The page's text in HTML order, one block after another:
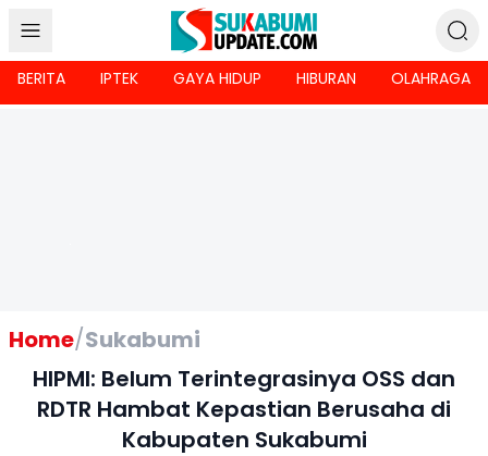
BERITA IPTEK GAYA HIDUP HIBURAN OLAHRAGA
Home/Sukabumi
HIPMI: Belum Terintegrasinya OSS dan
RDTR Hambat Kepastian Berusaha di
Kabupaten Sukabumi